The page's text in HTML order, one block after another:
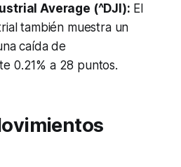
Average (^DJI): El
también muestra un
caída de
0.21% a 28 puntos.